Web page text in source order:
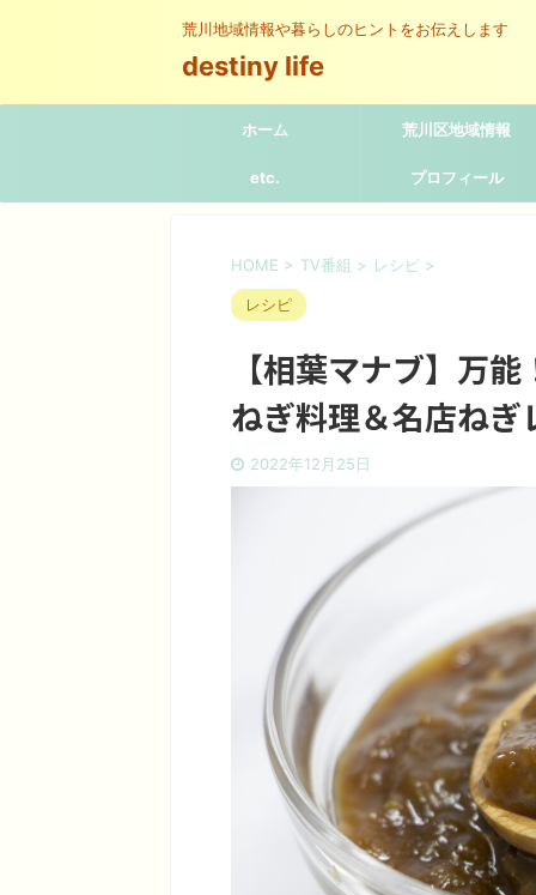
荒川地域情報や暮らしのヒントをお伝えします
destiny life
ホーム 荒川区地域情報
etc. プロフィール
HOME > TV番組 > レシピ >
レシピ
【相葉マナブ】万
ねぎ料理＆名店ねぎ
2022年12月25日